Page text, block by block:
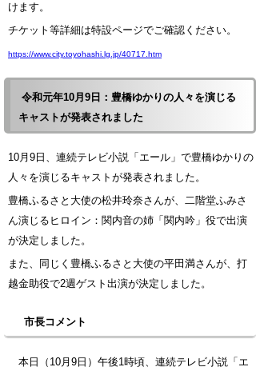
けます。
チケット等詳細は特設ページでご確認ください。
https://www.city.toyohashi.lg.jp/40717.htm
令和元年10月9日：豊橋ゆかりの人々を演じる
キャストが発表されました
10月9日、連続テレビ小説「エール」で豊橋ゆかりの
人々を演じるキャストが発表されました。
豊橋ふるさと大使の松井玲奈さんが、二階堂ふみさ
ん演じるヒロイン：関内音の姉「関内吟」役で出演
が決定しました。
また、同じく豊橋ふるさと大使の平田満さんが、打
越金助役で2週ゲスト出演が決定しました。
市長コメント
本日（10月9日）午後1時頃、連続テレビ小説「エ